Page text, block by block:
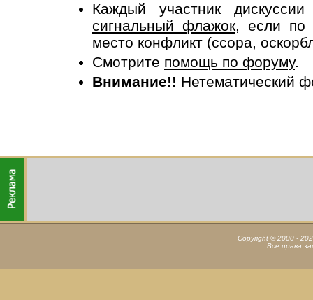
Каждый участник
сигнальный флажок, если по
место конфликт (ссора,
Смотрите помощь по форуму.
Внимание!! Нетематический
Copyright © 2000 -
Все права